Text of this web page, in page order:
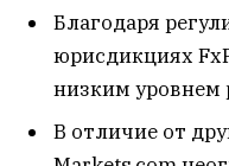
Благодаря
юрисдикциях
низким уровнем
В отличие от